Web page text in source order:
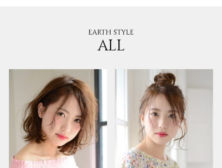
EARTH STYLE
ALL